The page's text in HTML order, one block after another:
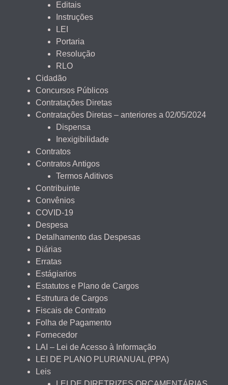
Editais
Instruções
LEI
Portaria
Resolução
RLO
Cidadão
Concursos Públicos
Contratações Diretas
Contratações Diretas – anteriores a 02/05/2024
Dispensa
Inexigibilidade
Contratos
Contratos Antigos
Termos Aditivos
Contribuinte
Convênios
COVID-19
Despesa
Detalhamento das Despesas
Diárias
Erratas
Estágiarios
Estatutos e Plano de Cargos
Estrutura de Cargos
Fiscais de Contrato
Folha de Pagamento
Fornecedor
LAI – Lei de Acesso à Informação
LEI DE PLANO PLURIANUAL (PPA)
Leis